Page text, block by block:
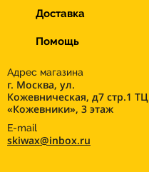
Доставка
Помощь
Адрес магазина
г. Москва, ул.
Кожевническая, д7 стр.1 ТЦ
«Кожевники», 3 этаж
E-mail
skiwax@inbox.ru